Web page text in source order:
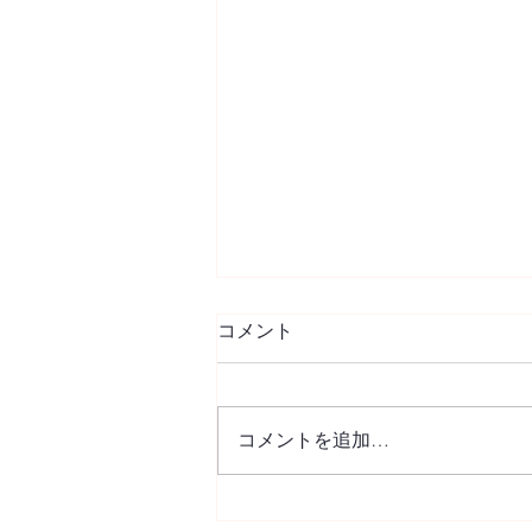
8月スケジュール
「ビデオ撮影期間」 25（水）〜
31（火）は振替レッスンがあり
ます。 詳細は、スタジオ入り口
コメント
コメントを追加…